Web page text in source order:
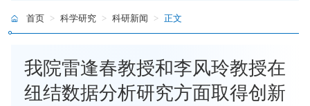
首页 > 科学研究 > 科研新闻 > 正文
我院雷逢春教授和李风玲教授在
纽结数据分析研究方面取得创新